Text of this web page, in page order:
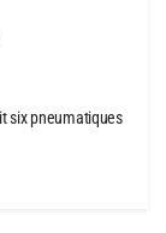
six pneumatiques